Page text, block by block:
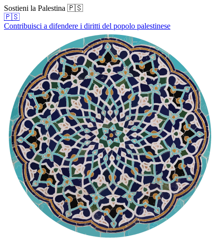
Sostieni la Palestina 🇵🇸
🇵🇸
Contribuisci a difendere i diritti del popolo palestinese